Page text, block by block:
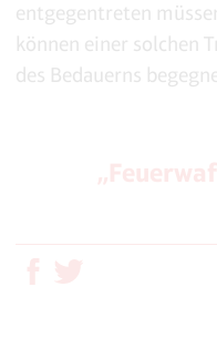
entgegentreten
können einer solchen
des Bedauerns